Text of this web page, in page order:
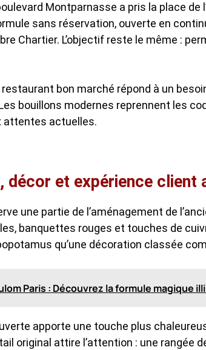
Montparnasse a pris la place
sans réservation, ouverte en
Chartier. L’objectif reste le même :
bon marché répond à un
bouillons modernes reprennent les
attentes actuelles.
décor et expérience client
une partie de l’aménagement de
banquettes rouges et touches de
qu’une décoration classée
Paris : Découvrez la formule magique
apporte une touche plus
original attire l’attention : une rangée